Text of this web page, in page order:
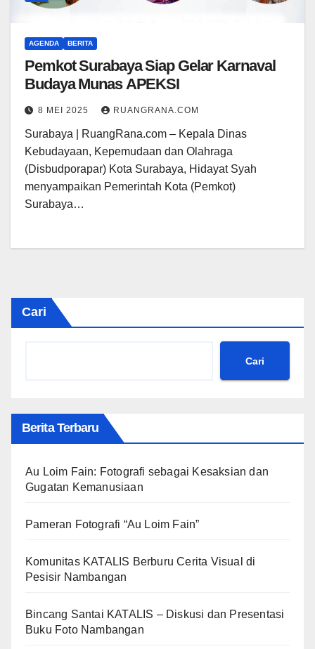
AGENDA BERITA
Pemkot Surabaya Siap Gelar Karnaval
Budaya Munas APEKSI
8 MEI 2025 RUANGRANA.COM
Surabaya | RuangRana.com – Kepala Dinas
Kebudayaan, Kepemudaan dan Olahraga
(Disbudporapar) Kota Surabaya, Hidayat Syah
menyampaikan Pemerintah Kota (Pemkot)
Surabaya…
Cari
Cari
Berita Terbaru
Au Loim Fain: Fotografi sebagai Kesaksian dan
Gugatan Kemanusiaan
Pameran Fotografi “Au Loim Fain”
Komunitas KATALIS Berburu Cerita Visual di
Pesisir Nambangan
Bincang Santai KATALIS – Diskusi dan Presentasi
Buku Foto Nambangan